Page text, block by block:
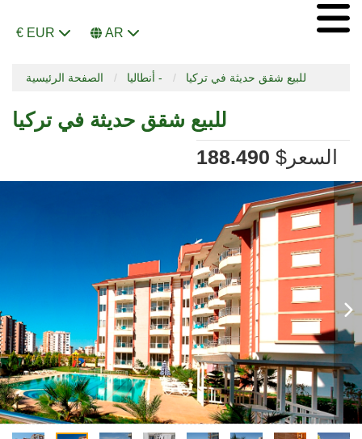
€ EUR AR
الصفحة الرئيسية أنطاليا - للبيع شقق حديثة في تركيا
للبيع شقق حديثة في تركيا
السعر
188.490 $